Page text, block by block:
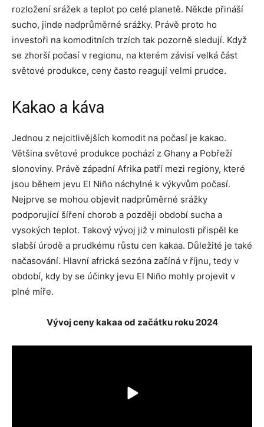
rozložení srážek a teplot po celé planetě. Někde přináší
sucho, jinde nadprůměrné srážky. Právě proto ho
investoři na komoditních trzích tak pozorně sledují. Když
se zhorší počasí v regionu, na kterém závisí velká část
světové produkce, ceny často reagují velmi prudce.
Kakao a káva
Jednou z nejcitlivějších komodit na počasí je kakao.
Většina světové produkce pochází z Ghany a Pobřeží
slonoviny. Právě západní Afrika patří mezi regiony, které
jsou během jevu El Niño náchylné k výkyvům počasí.
Nejprve se mohou objevit nadprůměrné srážky
podporující šíření chorob a později období sucha a
vysokých teplot. Takový vývoj již v minulosti přispěl ke
slabší úrodě a prudkému růstu cen kakaa. Důležité je také
načasování. Hlavní africká sezóna začíná v říjnu, tedy v
období, kdy by se účinky jevu El Niño mohly projevit v
plné míře.
Vývoj ceny kakaa od začátku roku 2024